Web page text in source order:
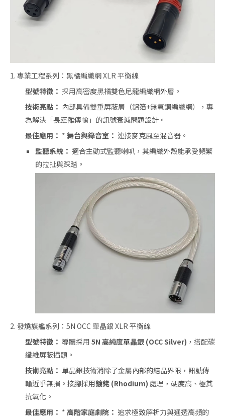
1. 專業工程系列：黑橘編織網 XLR 平衡線
型號特徵： 採用高密度黑橘雙色尼龍編織網外層。
技術亮點： 內部具備雙重屏蔽層（鋁箔+無氧銅編織網），專
為解決「長距離傳輸」的訊號衰減問題設計。
最佳應用： * 舞台與錄音室： 連接麥克風至混音器。
監聽系統： 適合主動式監聽喇叭，其編織外殼能承受頻繁
的拉扯與踩踏。
2. 發燒旗艦系列：5N OCC 單晶銀 XLR 平衡線
型號特徵： 導體採用 5N 高純度單晶銀 (OCC Silver) ，搭配碳
纖維屏蔽插頭。
技術亮點： 單晶銀技術消除了金屬內部的結晶界限，訊號傳
輸近乎無損。接腳採用鍍銠 (Rhodium) 處理，硬度高、極其
抗氧化。
最佳應用： * 高階家庭劇院： 追求極致解析力與通透高頻的